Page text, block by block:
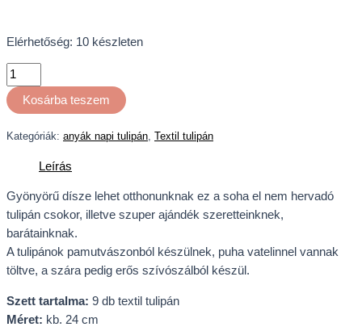
Elérhetőség: 10 készleten
Kosárba teszem
Kategóriák: anyák napi tulipán, Textil tulipán
Leírás
Gyönyörű dísze lehet otthonunknak ez a soha el nem hervadó
tulipán csokor, illetve szuper ajándék szeretteinknek,
barátainknak.
A tulipánok pamutvászonból készülnek, puha vatelinnel vannak
töltve, a szára pedig erős szívószálból készül.
Szett tartalma: 9 db textil tulipán
Méret: kb. 24 cm